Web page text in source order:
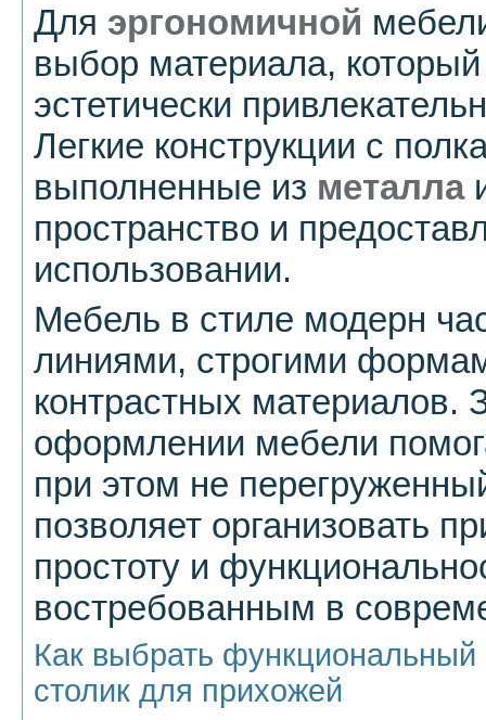
Для эргономичной
выбор материала, который
эстетически
Легкие конструкции с
выполненные из металла
пространство и
использовании.
Мебель в стиле модерн
линиями, строгими
контрастных материалов.
оформлении мебели
при этом не
позволяет организовать
простоту и
востребованным в
Как выбрать
столик для прихожей